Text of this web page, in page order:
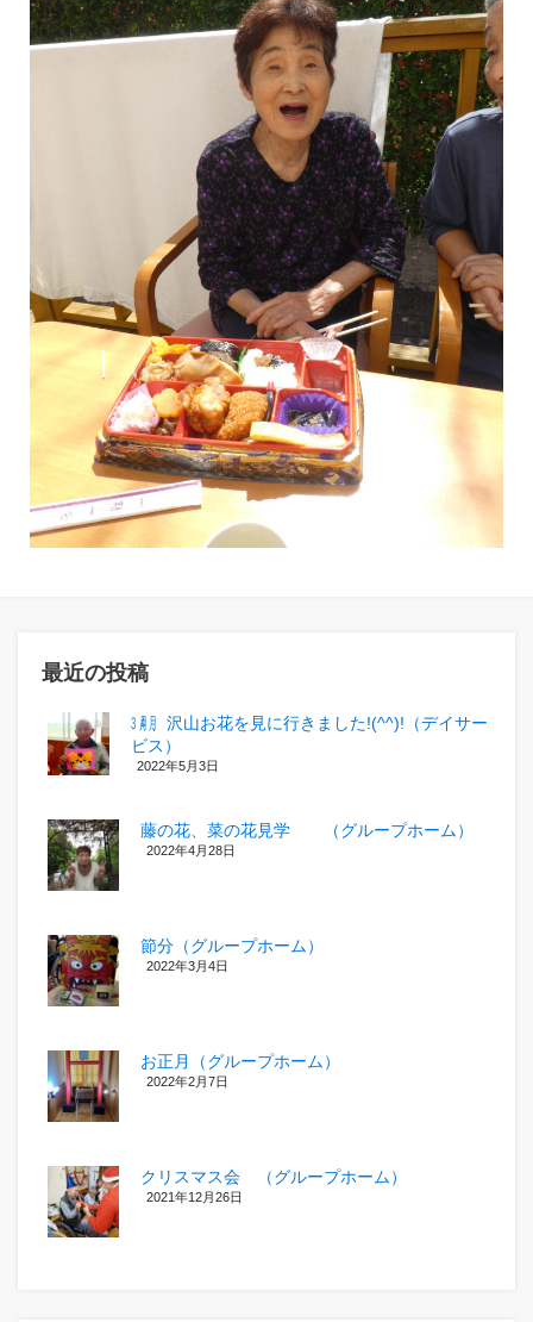
最近の投稿
㋂㋃、沢山お花を見に行きました!(^^)!（デイサー
ビス）
2022年5月3日
藤の花、菜の花見学 （グループホーム）
2022年4月28日
節分（グループホーム）
2022年3月4日
お正月（グループホーム）
2022年2月7日
クリスマス会 （グループホーム）
2021年12月26日